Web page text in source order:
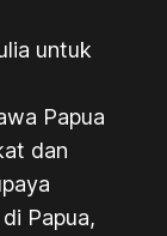
untuk
Papua
dan
Papua,